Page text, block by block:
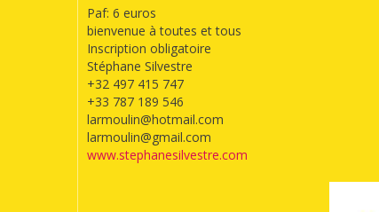
Paf: 6 euros
bienvenue à toutes et tous
Inscription obligatoire
Stéphane Silvestre
+32 497 415 747
+33 787 189 546
larmoulin@hotmail.com
larmoulin@gmail.com
www.stephanesilvestre.com